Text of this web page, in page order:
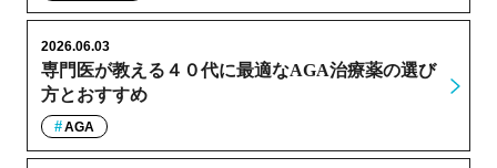
専門医が教える４０代に最適なAGA治療薬の選び
方とおすすめ
2026.06.03
AGA